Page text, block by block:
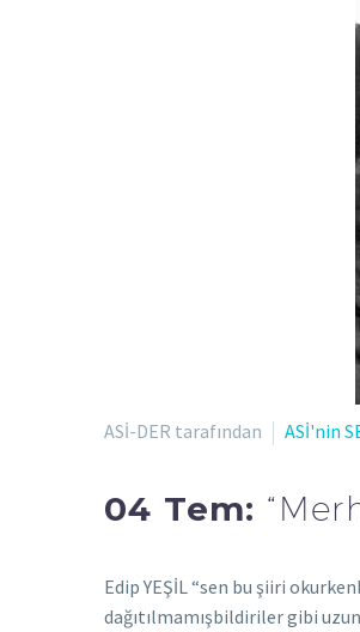
ASİ-DER tarafından ASİ'nin
04 Tem:
Edip YEŞİL “sen bu şiiri
dağıtılmamışbildiriler gibi